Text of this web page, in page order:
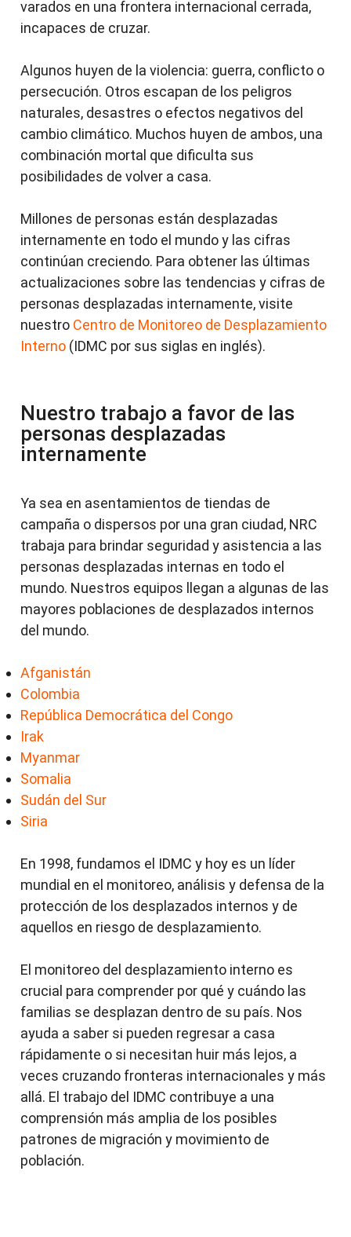
varados en una frontera internacional cerrada,
incapaces de cruzar.
Algunos huyen de la violencia: guerra, conflicto o
persecución. Otros escapan de los peligros
naturales, desastres o efectos negativos del
cambio climático. Muchos huyen de ambos, una
combinación mortal que dificulta sus
posibilidades de volver a casa.
Millones de personas están desplazadas
internamente en todo el mundo y las cifras
continúan creciendo. Para obtener las últimas
actualizaciones sobre las tendencias y cifras de
personas desplazadas internamente, visite
nuestro Centro de Monitoreo de Desplazamiento
Interno (IDMC por sus siglas en inglés).
Nuestro trabajo a favor de las
personas desplazadas
internamente
Ya sea en asentamientos de tiendas de
campaña o dispersos por una gran ciudad, NRC
trabaja para brindar seguridad y asistencia a las
personas desplazadas internas en todo el
mundo. Nuestros equipos llegan a algunas de las
mayores poblaciones de desplazados internos
del mundo.
Afganistán
Colombia
República Democrática del Congo
Irak
Myanmar
Somalia
Sudán del Sur
Siria
En 1998, fundamos el IDMC y hoy es un líder
mundial en el monitoreo, análisis y defensa de la
protección de los desplazados internos y de
aquellos en riesgo de desplazamiento.
El monitoreo del desplazamiento interno es
crucial para comprender por qué y cuándo las
familias se desplazan dentro de su país. Nos
ayuda a saber si pueden regresar a casa
rápidamente o si necesitan huir más lejos, a
veces cruzando fronteras internacionales y más
allá. El trabajo del IDMC contribuye a una
comprensión más amplia de los posibles
patrones de migración y movimiento de
población.